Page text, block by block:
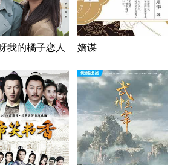
我的橘子恋人 嫡谋